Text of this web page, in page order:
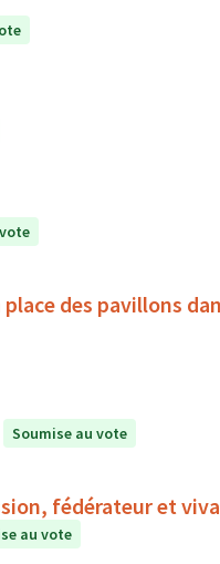
des pavillons
Soumise au vote
fédérateur et
au vote